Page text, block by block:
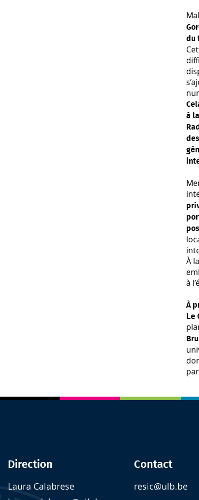
du
à
À
à
À
Le
Direction
Laura Calabrese
Contact
resic@ulb.be